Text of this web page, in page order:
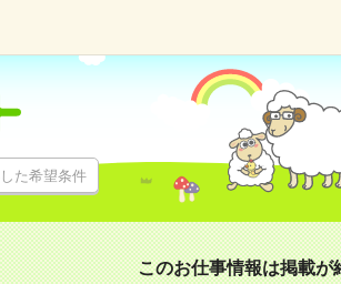
た希望条件
このお仕事情報は掲載が